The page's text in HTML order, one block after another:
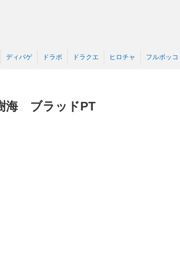
ディバゲ ドラポ ドラクエ ヒロチャ フルボッコ
海 ブラッドPT